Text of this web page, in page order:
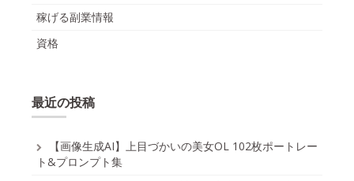
稼げる副業情報
資格
最近の投稿
【画像生成AI】上目づかいの美女OL 102枚ポートレー
ト&プロンプト集